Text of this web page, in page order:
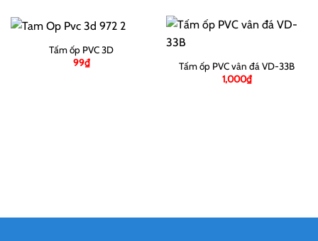
Tấm ốp PVC 3D
99₫
Tấm ốp PVC vân đá VD-33B
1,000₫